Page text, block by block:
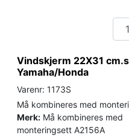
Vindskjerm 22X31
Yamaha/Honda
Varenr: 1173S
Må kombineres med
Merk: Må kombineres med
monteringsett A2156A